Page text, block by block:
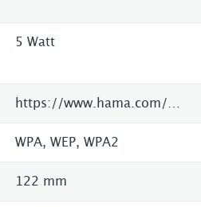
5 Watt
WPA, WEP, WPA2
122 mm